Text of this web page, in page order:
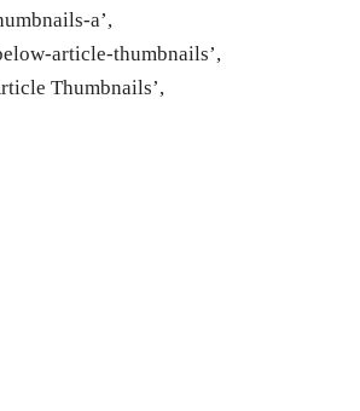
a’,
article-thumbnails’,
Thumbnails’,